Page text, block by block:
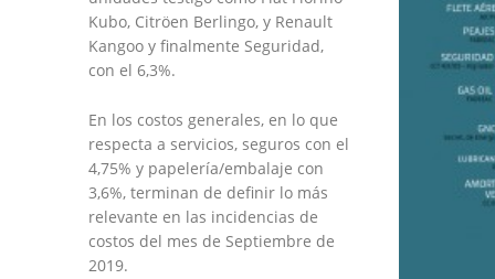
Kubo, Citröen Berlingo, y Renault
Kangoo y finalmente Seguridad,
con el 6,3%.
En los costos generales, en lo que
respecta a servicios, seguros con el
4,75% y papelería/embalaje con
3,6%, terminan de definir lo más
relevante en las incidencias de
costos del mes de Septiembre de
2019.